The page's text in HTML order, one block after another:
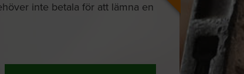
inte betala för att lämna en